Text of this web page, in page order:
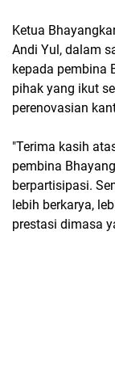
Ketua
Andi Yul, dalam
kepada pembina
pihak yang ikut
perenovasian
"Terima kasih
pembina
berpartisipasi.
lebih berkarya,
prestasi dimasa